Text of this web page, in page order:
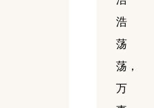
浩
荡
荡，
万